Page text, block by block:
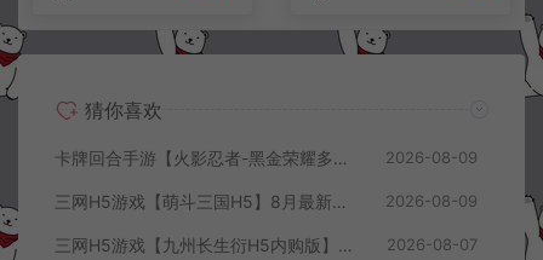
猜你喜欢
卡牌回合手游【火影忍者-黑金荣耀多区跨服平台币内购版】8月最新整理Linux手工服务端+CDK授权后台+安卓+详细搭建教程+视频教程 2026-08-09
三网H5游戏【萌斗三国H5】8月最新整理Win一键服务端+GM充值后台+简易安卓客户端+详细搭建教程+视频教程 2026-08-09
三网H5游戏【九州长生衍H5内购版】8月最新整理Linux手工服务端+管理后台+GM授权后台+简易安卓客户端+详细搭建教程+视频教程 2026-08-07